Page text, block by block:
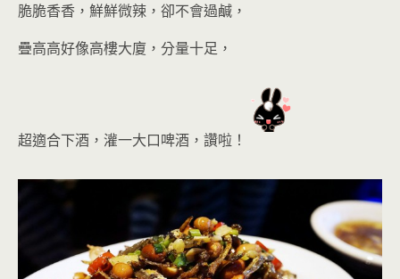
脆脆香香，鮮鮮微辣，卻不會過鹹，
疊高高好像高樓大廈，分量十足，
超適合下酒，灌一大口啤酒 ，讚啦！